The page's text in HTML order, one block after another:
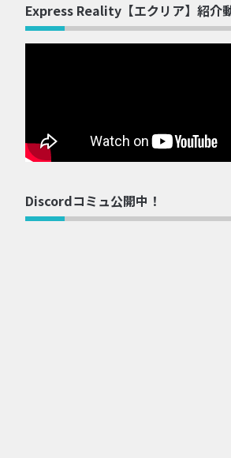
Express Reality【エクリア】紹介
Discordコミュ公開中！